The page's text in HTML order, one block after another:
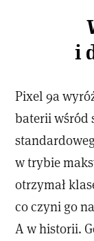
i
Pixel 9a
baterii wśród
w trybie
otrzymał
co czyni go
A w historii.